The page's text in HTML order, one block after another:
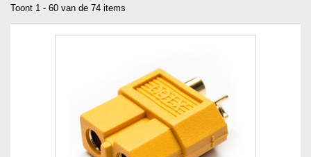
Toont 1 - 60 van de 74 items